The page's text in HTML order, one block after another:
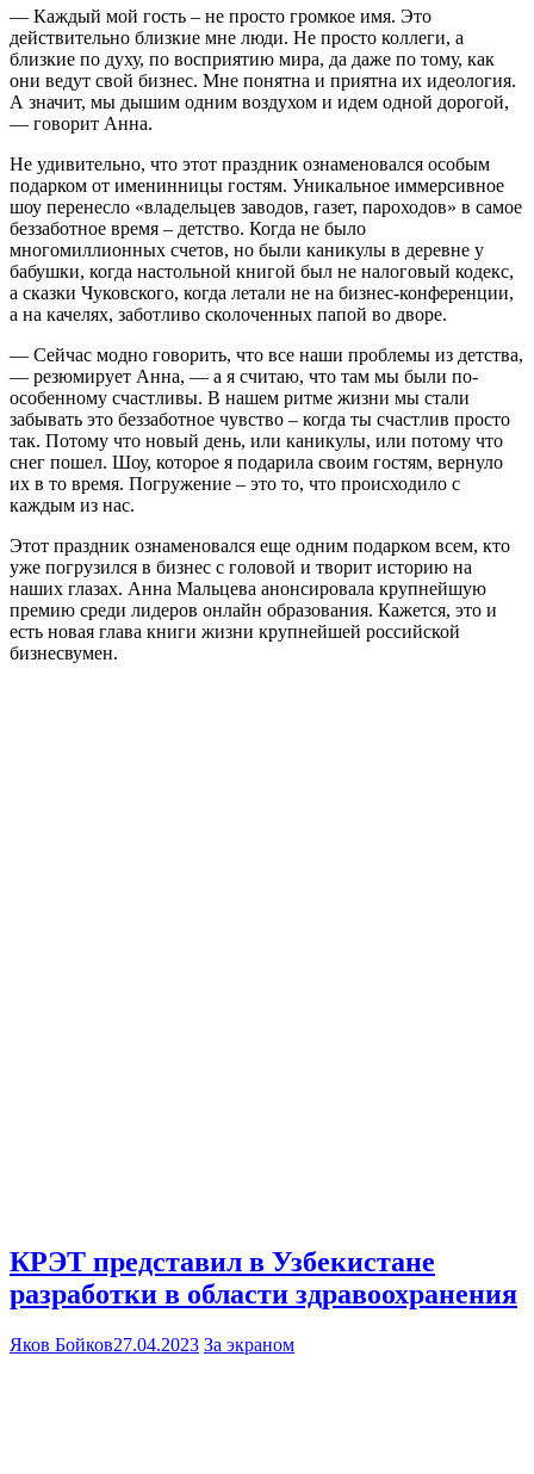
— Каждый мой гость – не просто громкое имя. Это
действительно близкие мне люди. Не просто коллеги, а
близкие по духу, по восприятию мира, да даже по тому, как
они ведут свой бизнес. Мне понятна и приятна их идеология.
А значит, мы дышим одним воздухом и идем одной дорогой,
— говорит Анна.
Не удивительно, что этот праздник ознаменовался особым
подарком от именинницы гостям. Уникальное иммерсивное
шоу перенесло «владельцев заводов, газет, пароходов» в самое
беззаботное время – детство. Когда не было
многомиллионных счетов, но были каникулы в деревне у
бабушки, когда настольной книгой был не налоговый кодекс,
а сказки Чуковского, когда летали не на бизнес-конференции,
а на качелях, заботливо сколоченных папой во дворе.
— Сейчас модно говорить, что все наши проблемы из детства,
— резюмирует Анна, — а я считаю, что там мы были по-
особенному счастливы. В нашем ритме жизни мы стали
забывать это беззаботное чувство – когда ты счастлив просто
так. Потому что новый день, или каникулы, или потому что
снег пошел. Шоу, которое я подарила своим гостям, вернуло
их в то время. Погружение – это то, что происходило с
каждым из нас.
Этот праздник ознаменовался еще одним подарком всем, кто
уже погрузился в бизнес с головой и творит историю на
наших глазах. Анна Мальцева анонсировала крупнейшую
премию среди лидеров онлайн образования. Кажется, это и
есть новая глава книги жизни крупнейшей российской
бизнесвумен.
КРЭТ представил в Узбекистане
разработки в области здравоохранения
Яков Бойков27.04.2023 За экраном